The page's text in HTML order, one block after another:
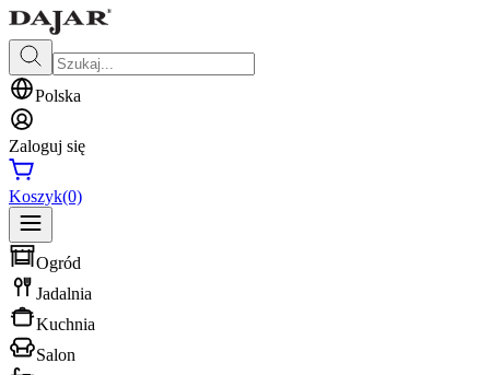
Polska
Zaloguj się
Koszyk(0)
Ogród
Jadalnia
Kuchnia
Salon